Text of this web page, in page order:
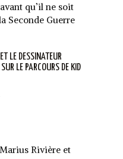
qu’il ne soit
Seconde Guerre
LE DESSINATEUR
LE PARCOURS DE KID
Rivière et